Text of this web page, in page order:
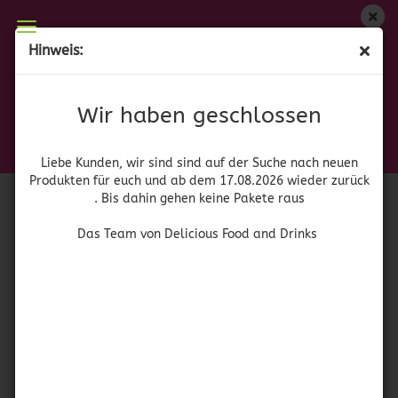
Hinweis:
Wir haben geschlossen
Liebe Kunden, wir sind sind auf der Suche nach neuen
Produkten für euch und ab dem 17.08.2026 wieder zurück
. Bis dahin gehen keine Pakete raus
Das Team von Delicious Food and Drinks
Wir haben geschlossen
zurück. Bis dahin gehen keine Pakete raus
Das Team von Delicious Food and Drinks
41803)